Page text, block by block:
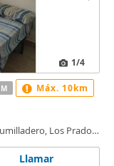
1/4
Los Prados,
Llamar
Máx. 10km